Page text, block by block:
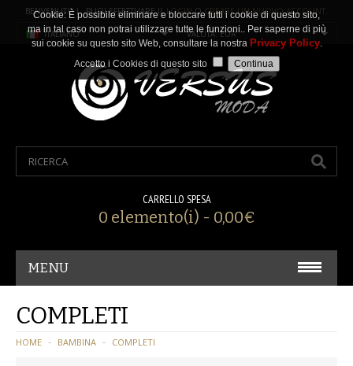
BENVENUTO ! PUOI EFFETTUARE ILLOGINOCREARE UN NUOVO ACCOUNT .
ITALIANO VALUTA: EUR
CARRELLO SPESA
0 elemento(i) - 0,00€
MENU
CARNEVALE/ COSPLAY
ACCESSORI
COMPLETI
HOME BAMBINA COMPLETI
Cookie: È possibile eliminare e bloccare tutti i cookie di questo sito,
ma in tal caso non potrai utilizzare tutte le funzioni.. Per saperne di più
sui cookie su questo sito Web, consultare la nostra Privacy Policy.
Accetto i Cookies di questo sito